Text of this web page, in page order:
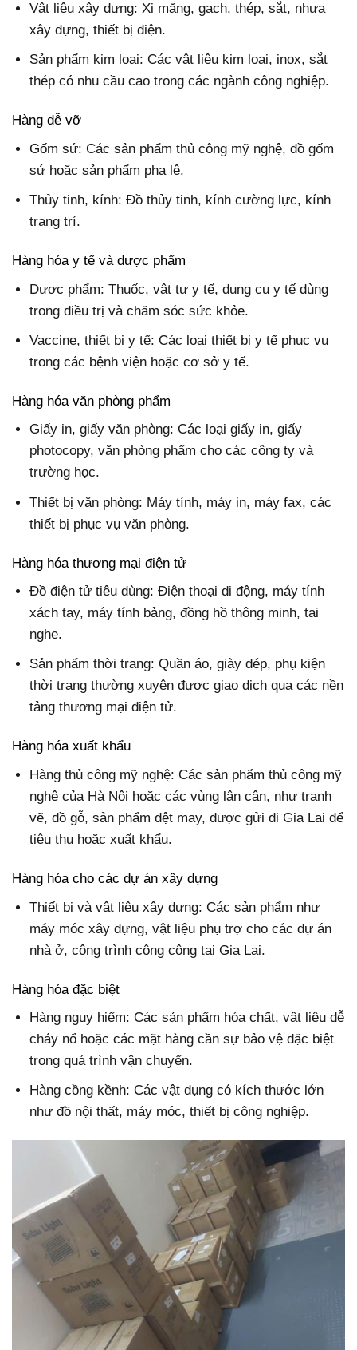
Vật liệu xây dựng: Xi măng, gạch, thép, sắt, nhựa
xây dựng, thiết bị điện.
Sản phẩm kim loại: Các vật liệu kim loại, inox, sắt
thép có nhu cầu cao trong các ngành công nghiệp.
Hàng dễ vỡ
Gốm sứ: Các sản phẩm thủ công mỹ nghệ, đồ gốm
sứ hoặc sản phẩm pha lê.
Thủy tinh, kính: Đồ thủy tinh, kính cường lực, kính
trang trí.
Hàng hóa y tế và dược phẩm
Dược phẩm: Thuốc, vật tư y tế, dụng cụ y tế dùng
trong điều trị và chăm sóc sức khỏe.
Vaccine, thiết bị y tế: Các loại thiết bị y tế phục vụ
trong các bệnh viện hoặc cơ sở y tế.
Hàng hóa văn phòng phẩm
Giấy in, giấy văn phòng: Các loại giấy in, giấy
photocopy, văn phòng phẩm cho các công ty và
trường học.
Thiết bị văn phòng: Máy tính, máy in, máy fax, các
thiết bị phục vụ văn phòng.
Hàng hóa thương mại điện tử
Đồ điện tử tiêu dùng: Điện thoại di động, máy tính
xách tay, máy tính bảng, đồng hồ thông minh, tai
nghe.
Sản phẩm thời trang: Quần áo, giày dép, phụ kiện
thời trang thường xuyên được giao dịch qua các nền
tảng thương mại điện tử.
Hàng hóa xuất khẩu
Hàng thủ công mỹ nghệ: Các sản phẩm thủ công mỹ
nghệ của Hà Nội hoặc các vùng lân cận, như tranh
vẽ, đồ gỗ, sản phẩm dệt may, được gửi đi Gia Lai để
tiêu thụ hoặc xuất khẩu.
Hàng hóa cho các dự án xây dựng
Thiết bị và vật liệu xây dựng: Các sản phẩm như
máy móc xây dựng, vật liệu phụ trợ cho các dự án
nhà ở, công trình công cộng tại Gia Lai.
Hàng hóa đặc biệt
Hàng nguy hiểm: Các sản phẩm hóa chất, vật liệu dễ
cháy nổ hoặc các mặt hàng cần sự bảo vệ đặc biệt
trong quá trình vận chuyển.
Hàng cồng kềnh: Các vật dụng có kích thước lớn
như đồ nội thất, máy móc, thiết bị công nghiệp.